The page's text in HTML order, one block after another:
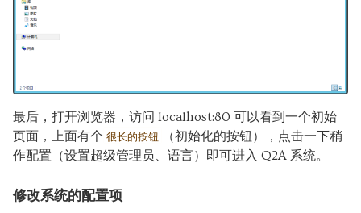
最后，打开浏览器，访问 localhost:80 可以看到一个初始
页面，上面有个 很长的按钮
（初始化的按钮），点击一下稍
作配置（设置超级管理员、语言）即可进入 Q2A 系统。
修改系统的配置项